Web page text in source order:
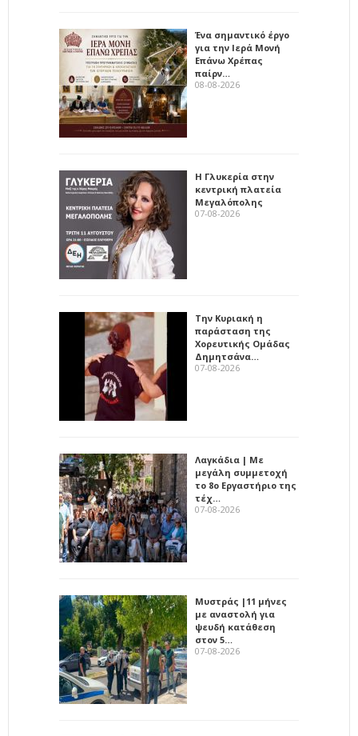
Ένα σημαντικό έργο
για την Ιερά Μονή
Επάνω Χρέπας
παίρν…
08-08-2026
Η Γλυκερία στην
κεντρική πλατεία
Μεγαλόπολης
07-08-2026
Την Κυριακή η
παράσταση της
Χορευτικής Ομάδας
Δημητσάνα…
07-08-2026
Λαγκάδια | Με
μεγάλη συμμετοχή
το 8ο Εργαστήριο της
τέχ…
07-08-2026
Μυστράς |11 μήνες
με αναστολή για
ψευδή κατάθεση
στον 5…
07-08-2026